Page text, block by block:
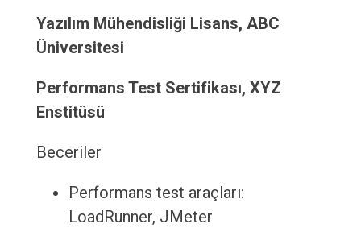
Yazılım Mühendisliği Lisans, ABC
Üniversitesi
Performans Test Sertifikası, XYZ
Enstitüsü
Beceriler
Performans test araçları:
LoadRunner, JMeter